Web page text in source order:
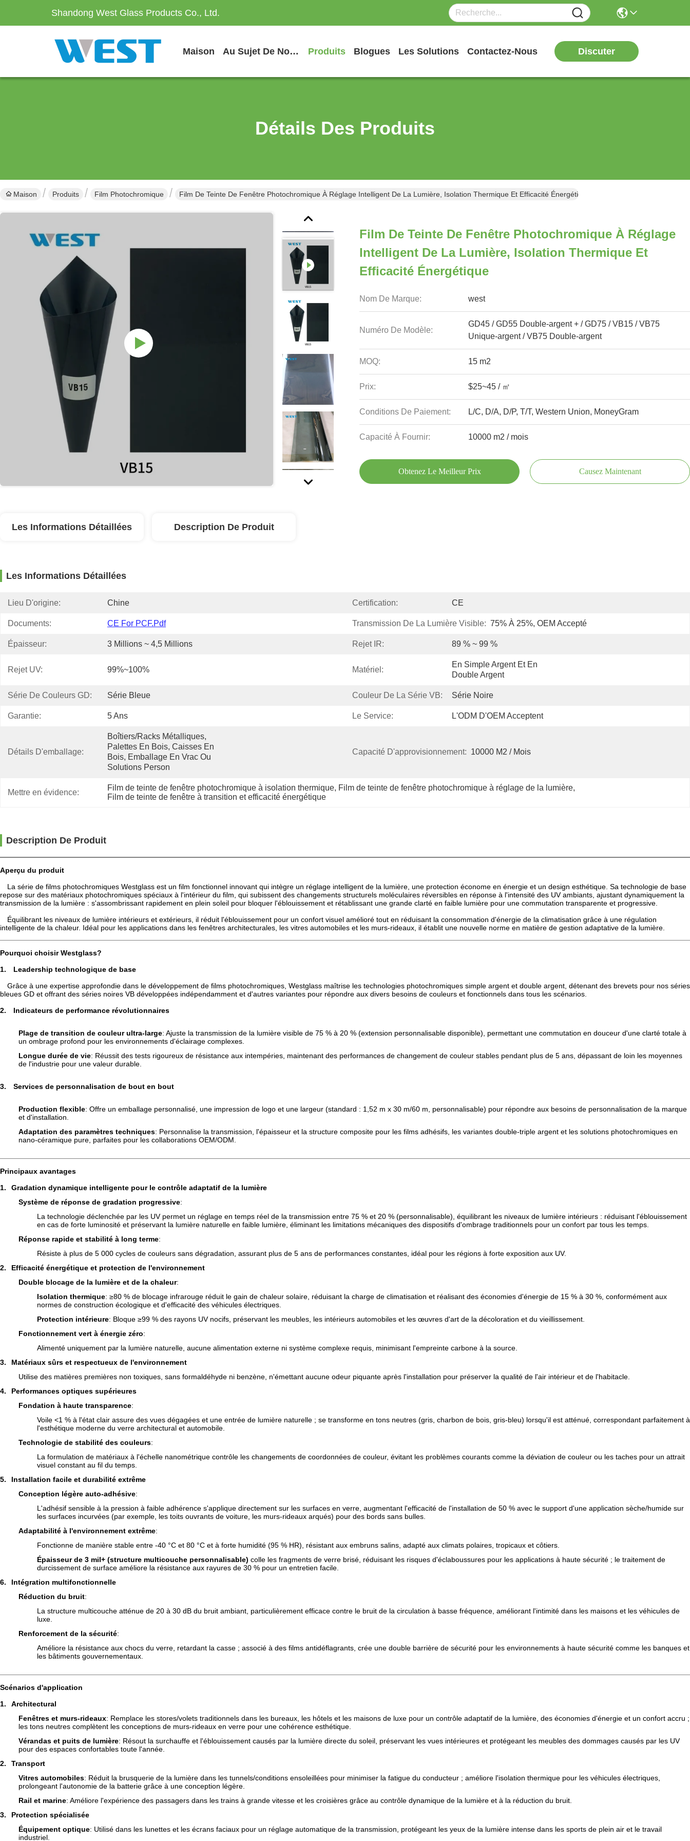
Shandong West Glass Products Co., Ltd.
Maison Au Sujet De Nous Produits Blogues Les Solutions Contactez-Nous Discuter
Détails Des Produits
Maison Produits Film Photochromique Film De Teinte De Fenêtre Photochromique À Réglage Intelligent De La Lumière, Isolation Thermique Et Efficacité Énergétique
Film De Teinte De Fenêtre Photochromique À Réglage
Intelligent De La Lumière, Isolation Thermique Et
Efficacité Énergétique
Nom De Marque: west
Numéro De Modèle:
GD45 / GD55 Double-argent + / GD75 / VB15 / VB75
Unique-argent / VB75 Double-argent
MOQ: 15 m2
Prix: $25~45 / ㎡
Conditions De Paiement: L/C, D/A, D/P, T/T, Western Union, MoneyGram
Capacité À Fournir: 10000 m2 / mois
Obtenez Le Meilleur Prix Causez Maintenant
Les Informations Détaillées Description De Produit
Les Informations Détaillées
Lieu D'origine: Chine Certification: CE
Documents: CE For PCF.pdf Transmission De La Lumière Visible: 75% À 25%, OEM Accepté
Épaisseur: 3 Millions ~ 4,5 Millions Rejet IR: 89 % ~ 99 %
Rejet UV: 99%~100% Matériel:
En Simple Argent Et En
Double Argent
Série De Couleurs GD: Série Bleue Couleur De La Série VB: Série Noire
Garantie: 5 Ans Le Service: L'ODM D'OEM Acceptent
Détails D'emballage:
Boîtiers/racks Métalliques,
Palettes En Bois, Caisses En
Bois, Emballage En Vrac Ou
Solutions Person
Capacité D'approvisionnement: 10000 M2 / Mois
Mettre en évidence:
Film de teinte de fenêtre photochromique à isolation thermique, Film de teinte de fenêtre photochromique à réglage de la lumière,
Film de teinte de fenêtre à transition et efficacité énergétique
Description De Produit
Aperçu du produit
La série de films photochromiques Westglass est un film fonctionnel innovant qui intègre un réglage intelligent de la lumière, une protection économe en énergie et un design esthétique. Sa technologie de base
repose sur des matériaux photochromiques spéciaux à l'intérieur du film, qui subissent des changements structurels moléculaires réversibles en réponse à l'intensité des UV ambiants, ajustant dynamiquement la
transmission de la lumière : s'assombrissant rapidement en plein soleil pour bloquer l'éblouissement et rétablissant une grande clarté en faible lumière pour une commutation transparente et progressive.
Équilibrant les niveaux de lumière intérieurs et extérieurs, il réduit l'éblouissement pour un confort visuel amélioré tout en réduisant la consommation d'énergie de la climatisation grâce à une régulation
intelligente de la chaleur. Idéal pour les applications dans les fenêtres architecturales, les vitres automobiles et les murs-rideaux, il établit une nouvelle norme en matière de gestion adaptative de la lumière.
Pourquoi choisir Westglass?
1.
Leadership technologique de base
Grâce à une expertise approfondie dans le développement de films photochromiques, Westglass maîtrise les technologies photochromiques simple argent et double argent, détenant des brevets pour nos séries
bleues GD et offrant des séries noires VB développées indépendamment et d'autres variantes pour répondre aux divers besoins de couleurs et fonctionnels dans tous les scénarios.
2.
Indicateurs de performance révolutionnaires
Plage de transition de couleur ultra-large: Ajuste la transmission de la lumière visible de 75 % à 20 % (extension personnalisable disponible), permettant une commutation en douceur d'une clarté totale à
un ombrage profond pour les environnements d'éclairage complexes.
Longue durée de vie: Réussit des tests rigoureux de résistance aux intempéries, maintenant des performances de changement de couleur stables pendant plus de 5 ans, dépassant de loin les moyennes
de l'industrie pour une valeur durable.
3. Services de personnalisation de bout en bout
Production flexible: Offre un emballage personnalisé, une impression de logo et une largeur (standard : 1,52 m x 30 m/60 m, personnalisable) pour répondre aux besoins de personnalisation de la marque
et d'installation.
Adaptation des paramètres techniques: Personnalise la transmission, l'épaisseur et la structure composite pour les films adhésifs, les variantes double-triple argent et les solutions photochromiques en
nano-céramique pure, parfaites pour les collaborations OEM/ODM.
Principaux avantages
1.
Gradation dynamique intelligente pour le contrôle adaptatif de la lumière
Système de réponse de gradation progressive:
La technologie déclenchée par les UV permet un réglage en temps réel de la transmission entre 75 % et 20 % (personnalisable), équilibrant les niveaux de lumière intérieurs : réduisant l'éblouissement
en cas de forte luminosité et préservant la lumière naturelle en faible lumière, éliminant les limitations mécaniques des dispositifs d'ombrage traditionnels pour un confort par tous les temps.
Réponse rapide et stabilité à long terme:
Résiste à plus de 5 000 cycles de couleurs sans dégradation, assurant plus de 5 ans de performances constantes, idéal pour les régions à forte exposition aux UV.
2.
Efficacité énergétique et protection de l'environnement
Double blocage de la lumière et de la chaleur:
Isolation thermique: ≥80 % de blocage infrarouge réduit le gain de chaleur solaire, réduisant la charge de climatisation et réalisant des économies d'énergie de 15 % à 30 %, conformément aux
normes de construction écologique et d'efficacité des véhicules électriques.
Protection intérieure: Bloque ≥99 % des rayons UV nocifs, préservant les meubles, les intérieurs automobiles et les œuvres d'art de la décoloration et du vieillissement.
Fonctionnement vert à énergie zéro:
Alimenté uniquement par la lumière naturelle, aucune alimentation externe ni système complexe requis, minimisant l'empreinte carbone à la source.
3.
Matériaux sûrs et respectueux de l'environnement
Utilise des matières premières non toxiques, sans formaldéhyde ni benzène, n'émettant aucune odeur piquante après l'installation pour préserver la qualité de l'air intérieur et de l'habitacle.
4.
Performances optiques supérieures
Fondation à haute transparence:
Voile <1 % à l'état clair assure des vues dégagées et une entrée de lumière naturelle ; se transforme en tons neutres (gris, charbon de bois, gris-bleu) lorsqu'il est atténué, correspondant parfaitement à
l'esthétique moderne du verre architectural et automobile.
Technologie de stabilité des couleurs:
La formulation de matériaux à l'échelle nanométrique contrôle les changements de coordonnées de couleur, évitant les problèmes courants comme la déviation de couleur ou les taches pour un attrait
visuel constant au fil du temps.
5.
Installation facile et durabilité extrême
Conception légère auto-adhésive:
L'adhésif sensible à la pression à faible adhérence s'applique directement sur les surfaces en verre, augmentant l'efficacité de l'installation de 50 % avec le support d'une application sèche/humide sur
les surfaces incurvées (par exemple, les toits ouvrants de voiture, les murs-rideaux arqués) pour des bords sans bulles.
Adaptabilité à l'environnement extrême:
Fonctionne de manière stable entre -40 °C et 80 °C et à forte humidité (95 % HR), résistant aux embruns salins, adapté aux climats polaires, tropicaux et côtiers.
Épaisseur de 3 mil+ (structure multicouche personnalisable) colle les fragments de verre brisé, réduisant les risques d'éclaboussures pour les applications à haute sécurité ; le traitement de
durcissement de surface améliore la résistance aux rayures de 30 % pour un entretien facile.
6.
Intégration multifonctionnelle
Réduction du bruit:
La structure multicouche atténue de 20 à 30 dB du bruit ambiant, particulièrement efficace contre le bruit de la circulation à basse fréquence, améliorant l'intimité dans les maisons et les véhicules de
luxe.
Renforcement de la sécurité:
Améliore la résistance aux chocs du verre, retardant la casse ; associé à des films antidéflagrants, crée une double barrière de sécurité pour les environnements à haute sécurité comme les banques et
les bâtiments gouvernementaux.
Scénarios d'application
1.
Architectural
Fenêtres et murs-rideaux: Remplace les stores/volets traditionnels dans les bureaux, les hôtels et les maisons de luxe pour un contrôle adaptatif de la lumière, des économies d'énergie et un confort accru ;
les tons neutres complètent les conceptions de murs-rideaux en verre pour une cohérence esthétique.
Vérandas et puits de lumière: Résout la surchauffe et l'éblouissement causés par la lumière directe du soleil, préservant les vues intérieures et protégeant les meubles des dommages causés par les UV
pour des espaces confortables toute l'année.
2.
Transport
Vitres automobiles: Réduit la brusquerie de la lumière dans les tunnels/conditions ensoleillées pour minimiser la fatigue du conducteur ; améliore l'isolation thermique pour les véhicules électriques,
prolongeant l'autonomie de la batterie grâce à une conception légère.
Rail et marine: Améliore l'expérience des passagers dans les trains à grande vitesse et les croisières grâce au contrôle dynamique de la lumière et à la réduction du bruit.
3.
Protection spécialisée
Équipement optique: Utilisé dans les lunettes et les écrans faciaux pour un réglage automatique de la transmission, protégeant les yeux de la lumière intense dans les sports de plein air et le travail
industriel.